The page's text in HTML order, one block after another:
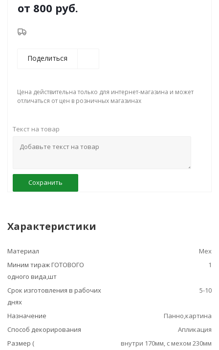
от 800 руб.
Поделиться
Цена действительна только для интернет-магазина и может
отличаться от цен в розничных магазинах
Текст на товар
Сохранить
Характеристики
Материал
Мех
Миним тираж ГОТОВОГО
одного вида,шт
1
Срок изготовления в рабочих
днях
5-10
Назначение
Панно,картина
Способ декорирования
Апликация
Размер (
внутри 170мм, с мехом 230мм